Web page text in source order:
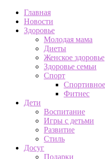
Главная
Новости
Здоровье
Молодая мама
Диеты
Женское здоровье
Здоровье семьи
Спорт
Фитнес
Дети
Воспитание
Игры с детьми
Развитие
Стиль
Досуг
Подарки